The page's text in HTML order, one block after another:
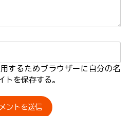
するためブラウザーに自分の名
トを保存する。